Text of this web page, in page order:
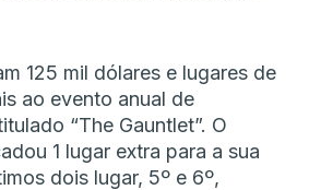
125 mil dólares e lugares de
ao evento anual de
“The Gauntlet”. O
1 lugar extra para a sua
dois lugar, 5º e 6º,